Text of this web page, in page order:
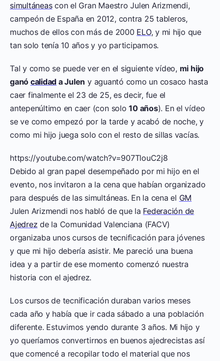
simultáneascon el Gran Maestro Julen Arizmendi,
campeón de España en 2012, contra 25 tableros,
muchos de ellos con más de 2000 ELO, y mi hijo que
tan solo tenía 10 años y yo participamos.
Tal y como se puede ver en el siguiente vídeo, mi hijo
ganó calidad a Julen y aguantó como un cosaco hasta
caer finalmente el 23 de 25, es decir, fue el
antepenúltimo en caer (con solo10 años). En el vídeo
se ve como empezó por la tarde y acabó de noche, y
como mi hijo juega solo con el resto de sillas vacías.
https://youtube.com/watch?v=907TlouC2j8
Debido al gran papel desempeñado por mi hijo en el
evento, nos invitaron a la cena que habían organizado
para después de las simultáneas. En la cena el GM
Julen Arizmendi nos habló de que la Federación de
Ajedrez de la Comunidad Valenciana (FACV)
organizaba unos cursos de tecnificación para jóvenes
y que mi hijo debería asistir. Me pareció una buena
idea y a partir de ese momento comenzó nuestra
historia con el ajedrez.
Los cursos de tecnificación duraban varios meses
cada año y había que ir cada sábado a una población
diferente. Estuvimos yendo durante 3 años. Mi hijo y
yo queríamos convertirnos en buenos ajedrecistas así
que comencé a recopilar todo el material que nos